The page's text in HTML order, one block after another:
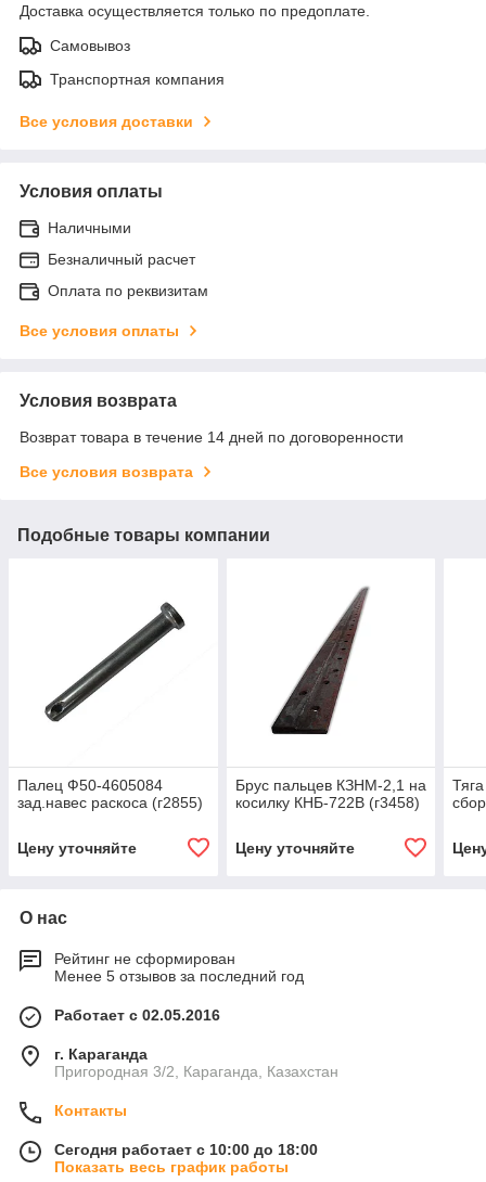
Доставка осуществляется только по предоплате.
Самовывоз
Транспортная компания
Все условия доставки
Условия оплаты
Наличными
Безналичный расчет
Оплата по реквизитам
Все условия оплаты
Условия возврата
Возврат товара в течение 14 дней по договоренности
Все условия возврата
Подобные товары компании
Палец Ф50-4605084
зад.навес раскоса (г2855)
Цену уточняйте
Брус пальцев КЗНМ-2,1 на
косилку КНБ-722В (г3458)
Цену уточняйте
О нас
Рейтинг не сформирован
Менее 5 отзывов за последний год
Работает с 02.05.2016
г. Караганда
Пригородная 3/2, Караганда, Казахстан
Контакты
Сегодня работает с 10:00 до 18:00
Показать весь график работы